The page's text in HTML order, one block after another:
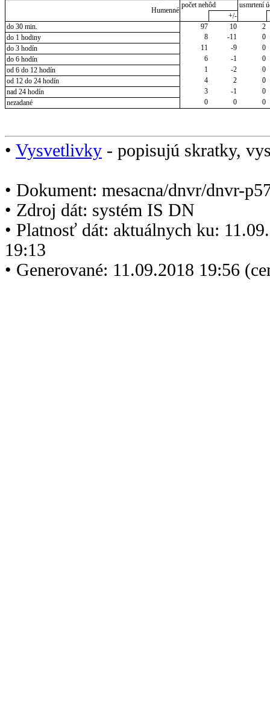
Humenné
počet nehôd
usmrtení
+/-
do 30 min.
97 10
2
do 1 hodiny
8 -11
0
do 3 hodín
11 -9
0
do 6 hodín
6 -1
0
od 6 do 12 hodín
1 -2
0
od 12 do 24 hodín
4 2
0
nad 24 hodín
3 -1
0
nezadané
0 0 0
• Vysvetlivky - popisujú skratky,
• Dokument: mesacna/dnvr/dnvr-
• Zdroj dát: systém IS DN
• Platnosť dát: aktuálnych ku:
19:13
• Generované: 11.09.2018 19:56